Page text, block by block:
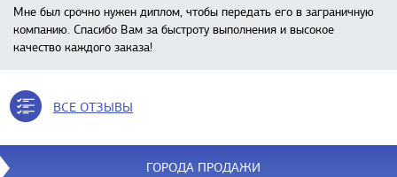
Мне был срочно нужен диплом, чтобы передать его в заграничную
компанию. Спасибо Вам за быстроту выполнения и высокое
качество каждого заказа!
ВСЕ ОТЗЫВЫ
ГОРОДА ПРОДАЖИ